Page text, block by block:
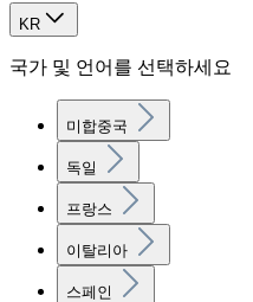
KR
국가 및 언어를 선택하세요
미합중국
독일
프랑스
이탈리아
스페인